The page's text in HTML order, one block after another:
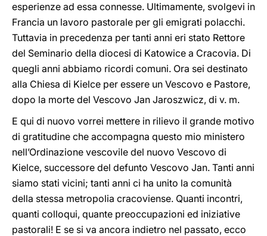
esperienze ad essa connesse. Ultimamente, svolgevi in
Francia un lavoro pastorale per gli emigrati polacchi.
Tuttavia in precedenza per tanti anni eri stato Rettore
del Seminario della diocesi di Katowice a Cracovia. Di
quegli anni abbiamo ricordi comuni. Ora sei destinato
alla Chiesa di Kielce per essere un Vescovo e Pastore,
dopo la morte del Vescovo Jan Jaroszwicz, di v. m.
E qui di nuovo vorrei mettere in rilievo il grande motivo
di gratitudine che accompagna questo mio ministero
nell’Ordinazione vescovile del nuovo Vescovo di
Kielce, successore del defunto Vescovo Jan. Tanti anni
siamo stati vicini; tanti anni ci ha unito la comunità
della stessa metropolia cracoviense. Quanti incontri,
quanti colloqui, quante preoccupazioni ed iniziative
pastorali! E se si va ancora indietro nel passato, ecco